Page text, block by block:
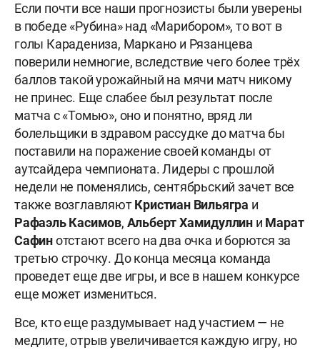
Если почти все наши прогнозисты были уверены
в победе «Рубина» над «Марибором», то вот в
голы Карадениза, Маркано и Рязанцева
поверили немногие, вследствие чего более трёх
баллов такой урожайный на мячи матч никому
не принес. Еще слабее был результат после
матча с «Томью», оно и понятно, вряд ли
болельщики в здравом рассудке до матча бы
поставили на поражение своей команды от
аутсайдера чемпионата. Лидеры с прошлой
недели не поменялись, сентябрьский зачет все
также возглавляютКристиан Вильягра и
Рафаэль Касимов, Альберт Хамидуллин и Марат
Сафинотстают всего на два очка и борются за
третью строчку. До конца месяца команда
проведет еще две игры, и все в нашем конкурсе
еще может измениться.
Все, кто еще раздумывает над участием — не
медлите, отрыв увеличивается каждую игру, но